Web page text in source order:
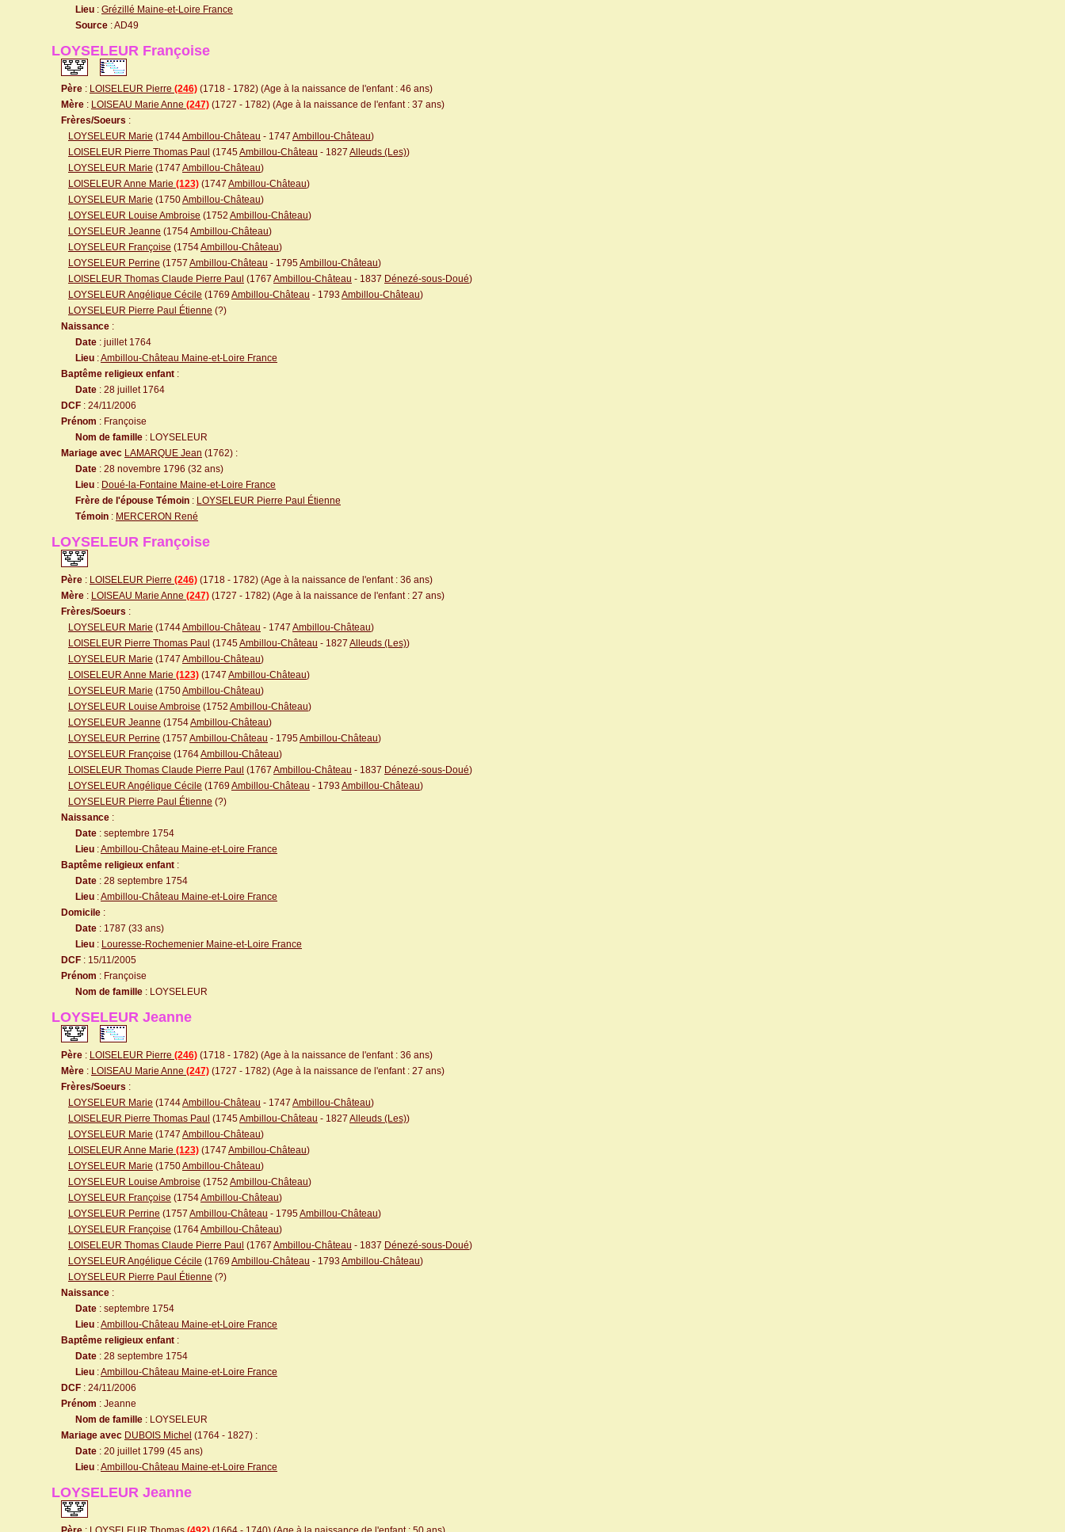
Lieu : Grézillé Maine-et-Loire France
Source : AD49
LOYSELEUR Françoise
Père : LOISELEUR Pierre (246) (1718 - 1782) (Age à la naissance de l'enfant : 46 ans)
Mère : LOISEAU Marie Anne (247) (1727 - 1782) (Age à la naissance de l'enfant : 37 ans)
Frères/Soeurs :
LOYSELEUR Marie (1744Ambillou-Château - 1747 Ambillou-Château)
LOISELEUR Pierre Thomas Paul (1745Ambillou-Château - 1827 Alleuds (Les))
LOYSELEUR Marie (1747 Ambillou-Château)
LOISELEUR Anne Marie (123) (1747 Ambillou-Château)
LOYSELEUR Marie (1750Ambillou-Château)
LOYSELEUR Louise Ambroise (1752 Ambillou-Château)
LOYSELEUR Jeanne (1754Ambillou-Château)
LOYSELEUR Françoise (1754Ambillou-Château)
LOYSELEUR Perrine (1757 Ambillou-Château - 1795Ambillou-Château)
LOISELEUR Thomas Claude Pierre Paul (1767 Ambillou-Château - 1837 Dénezé-sous-Doué)
LOYSELEUR Angélique Cécile (1769 Ambillou-Château - 1793 Ambillou-Château)
LOYSELEUR Pierre Paul Étienne (?)
Naissance :
Date : juillet 1764
Lieu :Ambillou-Château Maine-et-Loire France
Baptême religieux enfant :
Date : 28 juillet 1764
DCF : 24/11/2006
Prénom : Françoise
Nom de famille : LOYSELEUR
Mariage avec LAMARQUE Jean (1762) :
Date : 28 novembre 1796 (32 ans)
Lieu : Doué-la-Fontaine Maine-et-Loire France
Frère de l'épouse Témoin : LOYSELEUR Pierre Paul Étienne
Témoin : MERCERON René
LOYSELEUR Françoise
Père : LOISELEUR Pierre (246) (1718 - 1782) (Age à la naissance de l'enfant : 36 ans)
Mère : LOISEAU Marie Anne (247) (1727 - 1782) (Age à la naissance de l'enfant : 27 ans)
Frères/Soeurs :
LOYSELEUR Marie (1744Ambillou-Château - 1747 Ambillou-Château)
LOISELEUR Pierre Thomas Paul (1745Ambillou-Château - 1827 Alleuds (Les))
LOYSELEUR Marie (1747 Ambillou-Château)
LOISELEUR Anne Marie (123) (1747 Ambillou-Château)
LOYSELEUR Marie (1750Ambillou-Château)
LOYSELEUR Louise Ambroise (1752 Ambillou-Château)
LOYSELEUR Jeanne (1754Ambillou-Château)
LOYSELEUR Perrine (1757 Ambillou-Château - 1795Ambillou-Château)
LOYSELEUR Françoise (1764Ambillou-Château)
LOISELEUR Thomas Claude Pierre Paul (1767 Ambillou-Château - 1837 Dénezé-sous-Doué)
LOYSELEUR Angélique Cécile (1769 Ambillou-Château - 1793 Ambillou-Château)
LOYSELEUR Pierre Paul Étienne (?)
Naissance :
Date : septembre 1754
Lieu :Ambillou-Château Maine-et-Loire France
Baptême religieux enfant :
Date : 28 septembre 1754
Lieu :Ambillou-Château Maine-et-Loire France
Domicile :
Date : 1787 (33 ans)
Lieu : Louresse-Rochemenier Maine-et-Loire France
DCF : 15/11/2005
Prénom : Françoise
Nom de famille : LOYSELEUR
LOYSELEUR Jeanne
Père : LOISELEUR Pierre (246) (1718 - 1782) (Age à la naissance de l'enfant : 36 ans)
Mère : LOISEAU Marie Anne (247) (1727 - 1782) (Age à la naissance de l'enfant : 27 ans)
Frères/Soeurs :
LOYSELEUR Marie (1744Ambillou-Château - 1747 Ambillou-Château)
LOISELEUR Pierre Thomas Paul (1745Ambillou-Château - 1827 Alleuds (Les))
LOYSELEUR Marie (1747 Ambillou-Château)
LOISELEUR Anne Marie (123) (1747 Ambillou-Château)
LOYSELEUR Marie (1750Ambillou-Château)
LOYSELEUR Louise Ambroise (1752 Ambillou-Château)
LOYSELEUR Françoise (1754Ambillou-Château)
LOYSELEUR Perrine (1757 Ambillou-Château - 1795Ambillou-Château)
LOYSELEUR Françoise (1764Ambillou-Château)
LOISELEUR Thomas Claude Pierre Paul (1767 Ambillou-Château - 1837 Dénezé-sous-Doué)
LOYSELEUR Angélique Cécile (1769 Ambillou-Château - 1793 Ambillou-Château)
LOYSELEUR Pierre Paul Étienne (?)
Naissance :
Date : septembre 1754
Lieu :Ambillou-Château Maine-et-Loire France
Baptême religieux enfant :
Date : 28 septembre 1754
Lieu :Ambillou-Château Maine-et-Loire France
DCF : 24/11/2006
Prénom : Jeanne
Nom de famille : LOYSELEUR
Mariage avec DUBOIS Michel (1764 - 1827) :
Date : 20 juillet 1799 (45 ans)
Lieu :Ambillou-Château Maine-et-Loire France
LOYSELEUR Jeanne